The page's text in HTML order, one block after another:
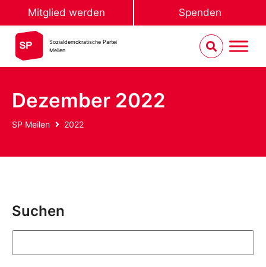
Mitglied werden Spenden
Sozialdemokratische Partei
Meilen
Dezember 2022
SP Meilen 2022
Suchen